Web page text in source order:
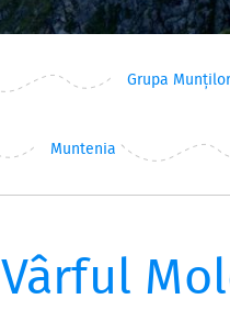
Grupa
Muntenia
Vârful